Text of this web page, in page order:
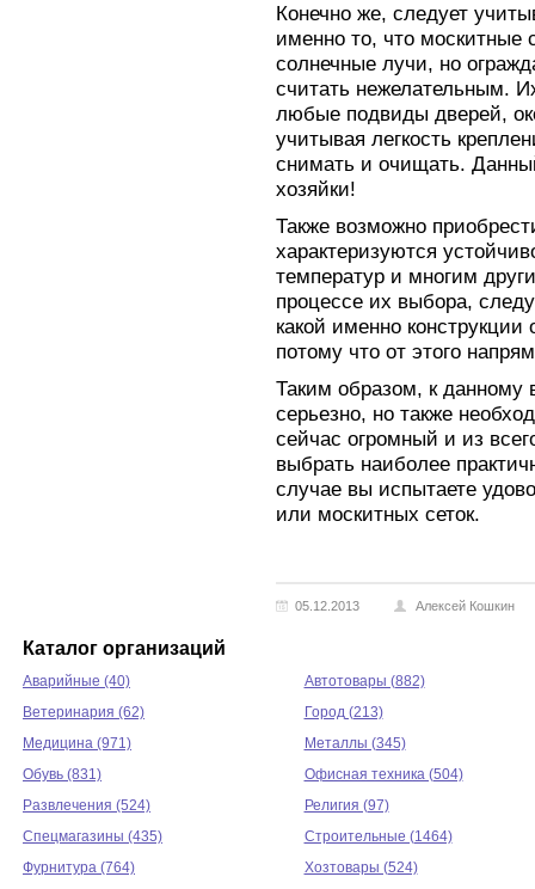
Конечно же, следует
именно то, что москитные
солнечные лучи, но
считать нежелательным.
любые подвиды дверей,
учитывая легкость
снимать и очищать.
хозяйки!
Также возможно
характеризуются
температур и многим
процессе их выбора,
какой именно конструкции
потому что от этого
Таким образом, к данному
серьезно, но также
сейчас огромный и из
выбрать наиболее
случае вы испытаете
или москитных сеток.
05.12.2013 Алексей Кошкин
Каталог организаций
Аварийные (40)
Автотовары (882)
Ветеринария (62)
Город (213)
Медицина (971)
Металлы (345)
Обувь (831)
Офисная техника (504)
Развлечения (524)
Религия (97)
Спецмагазины (435)
Строительные (1464)
Фурнитура (764)
Хозтовары (524)